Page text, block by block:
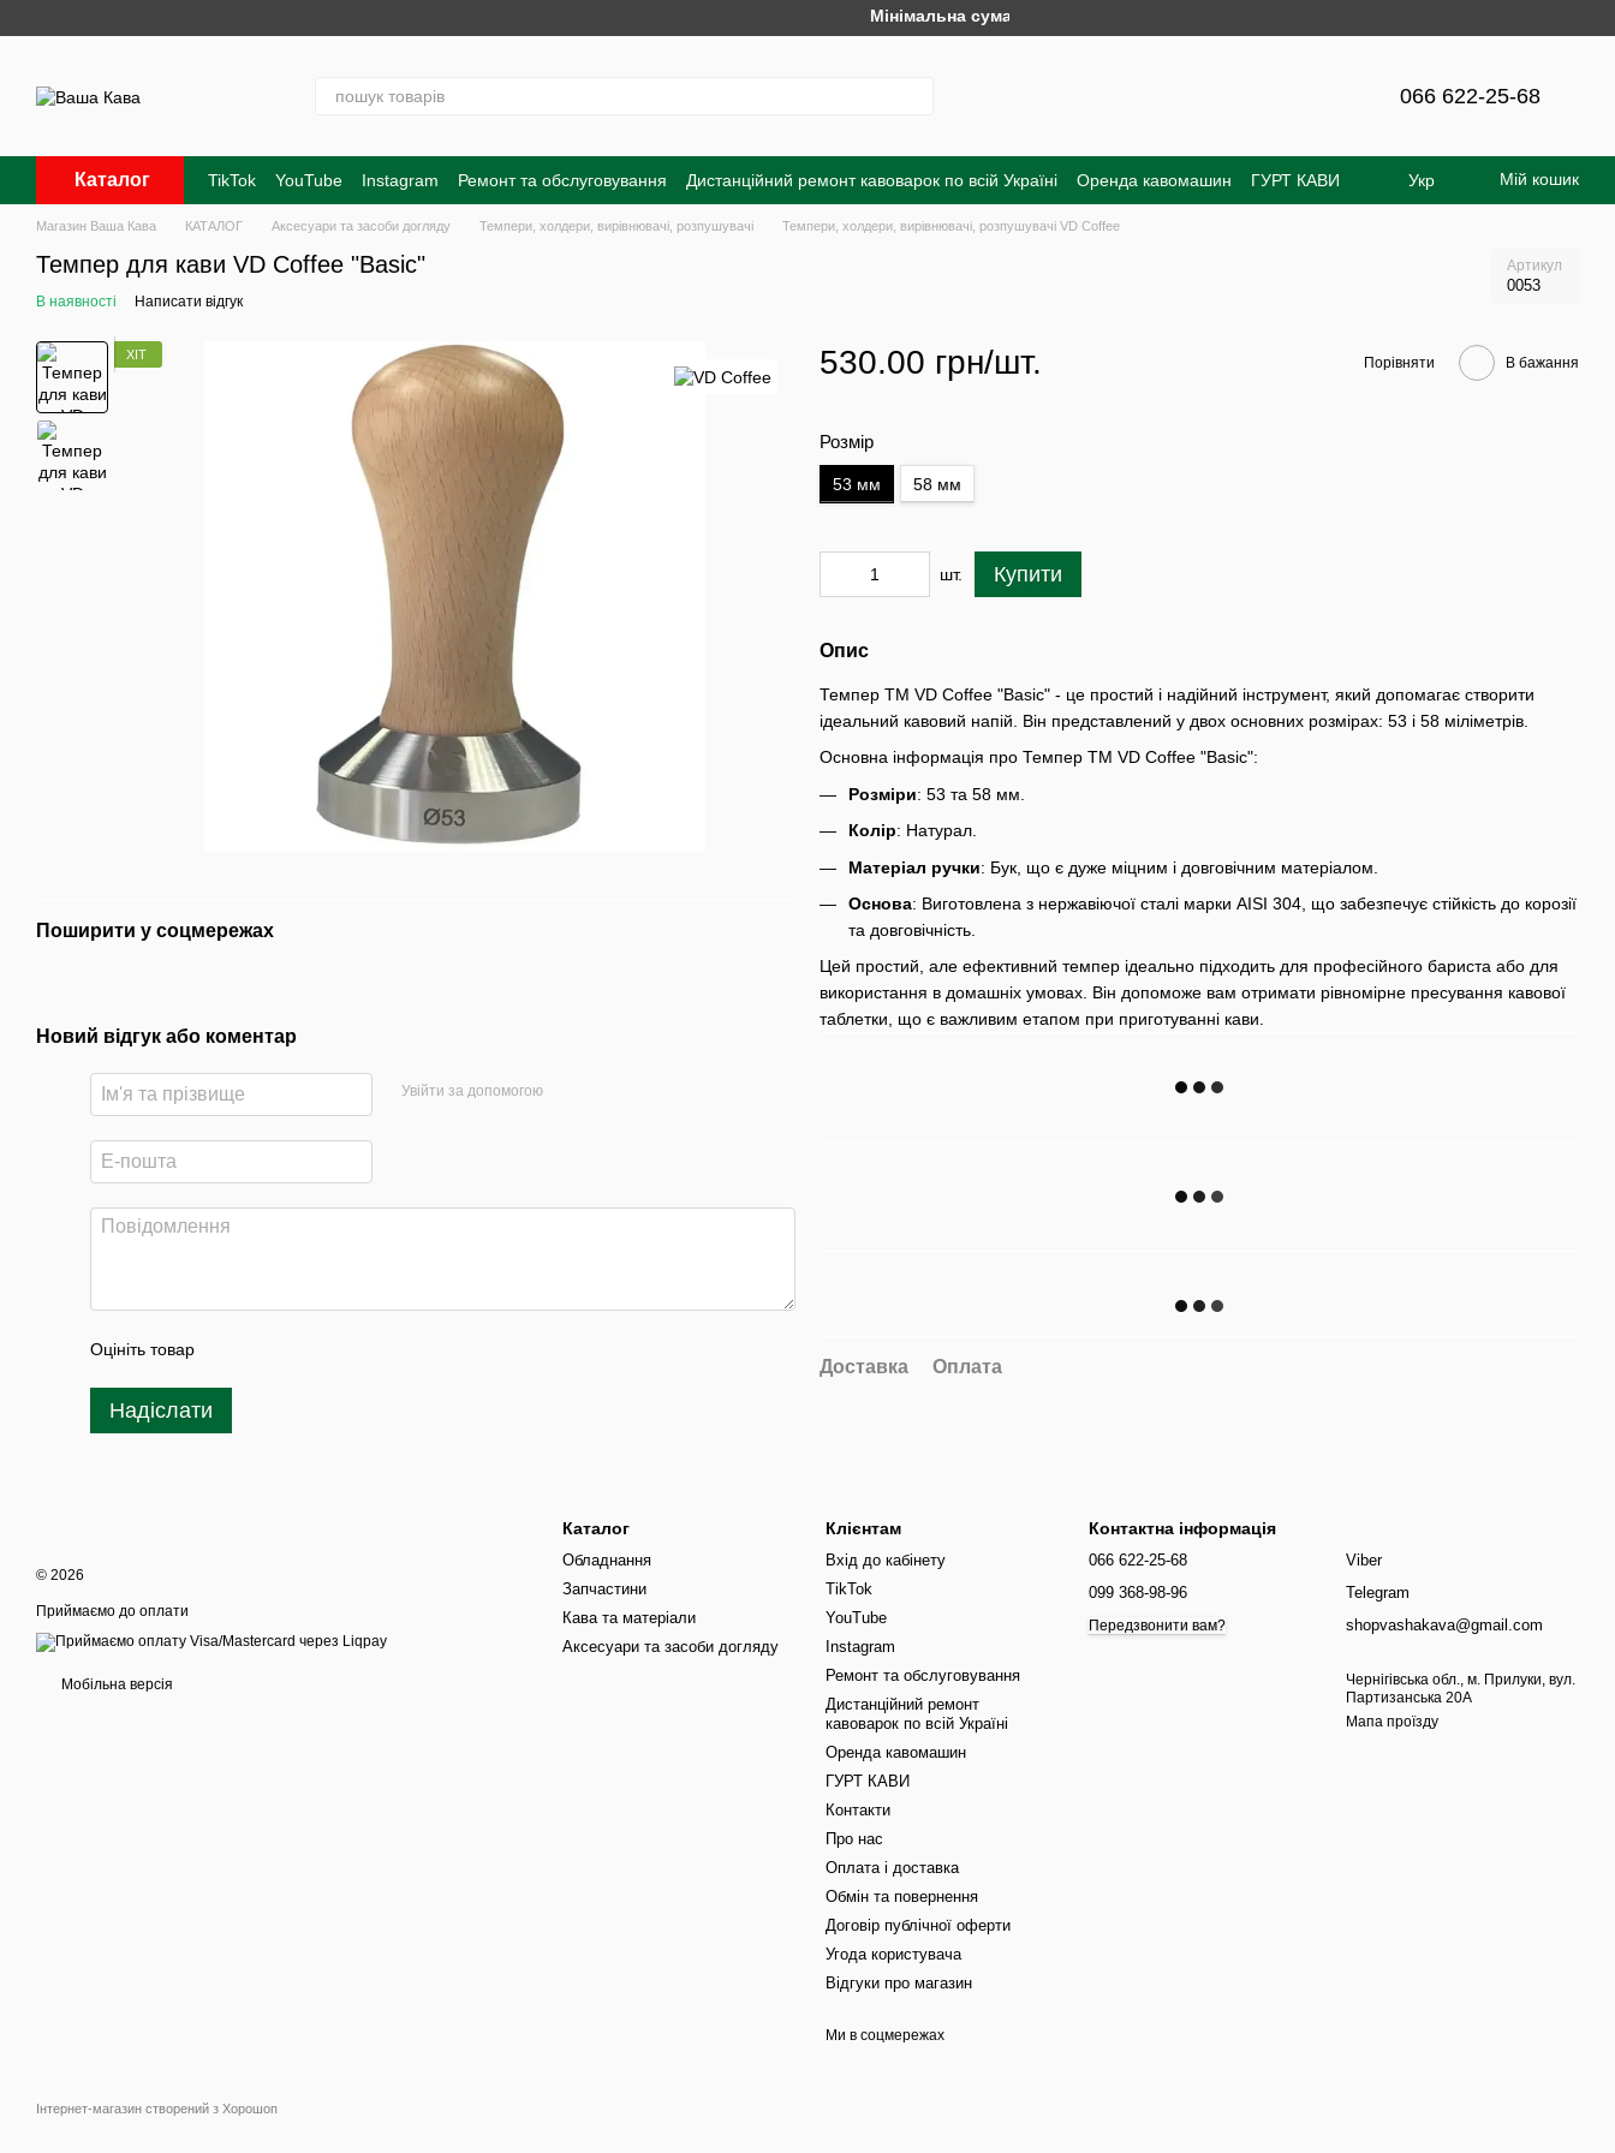
Мінімальна сума замовлення на сайті - 300 грн!
066 622-25-68
Каталог TikTok YouTube Instagram Ремонт та обслуговування Дистанційний ремонт кавоварок по всій Україні Оренда кавомашин
ГУРТ КАВИ
Контакти
Про нас Оплата і доставка Обмін та повернення Договір публічної оферти Угода користувача Відгуки про магазин
Укр Мій кошик
Магазин Ваша Кава КАТАЛОГ Аксесуари та засоби догляду Темпери, холдери, вирівнювачі, розпушувачі Темпери, холдери, вирівнювачі, розпушувачі VD Coffee
Темпер для кави VD Coffee "Basic" Артикул
0053
В наявності Написати відгук
ХІТ
Поширити у соцмережах
Новий відгук або коментар
Увійти за допомогою
Оцініть товар
Надіслати
530.00 грн/шт. Порівняти В бажання
Розмір
53 мм 58 мм
шт. Купити
Опис
Темпер ТМ VD Coffee "Basic" - це простий і надійний інструмент, який допомагає створити
ідеальний кавовий напій. Він представлений у двох основних розмірах: 53 і 58 міліметрів.
Основна інформація про Темпер ТМ VD Coffee "Basic":
Розміри: 53 та 58 мм.
Колір: Натурал.
Матеріал ручки: Бук, що є дуже міцним і довговічним матеріалом.
Основа: Виготовлена з нержавіючої сталі марки AISI 304, що забезпечує стійкість до корозії
та довговічність.
Цей простий, але ефективний темпер ідеально підходить для професійного бариста або для
використання в домашніх умовах. Він допоможе вам отримати рівномірне пресування кавової
таблетки, що є важливим етапом при приготуванні кави.
Доставка Оплата
© 2026
Приймаємо до оплати
Мобільна версія
Інтернет-магазин створений з Хорошоп
Каталог
Обладнання
Запчастини
Кава та матеріали
Аксесуари та засоби догляду
Клієнтам
Вхід до кабінету
TikTok
YouTube
Instagram
Ремонт та обслуговування
Дистанційний ремонт
кавоварок по всій Україні
Оренда кавомашин
ГУРТ КАВИ
Контакти
Про нас
Оплата і доставка
Обмін та повернення
Договір публічної оферти
Угода користувача
Відгуки про магазин
Ми в соцмережах
Контактна інформація
066 622-25-68
099 368-98-96
Передзвонити вам?
Viber
Telegram
shopvashakava@gmail.com
Чернігівська обл., м. Прилуки, вул.
Партизанська 20А
Мапа проїзду